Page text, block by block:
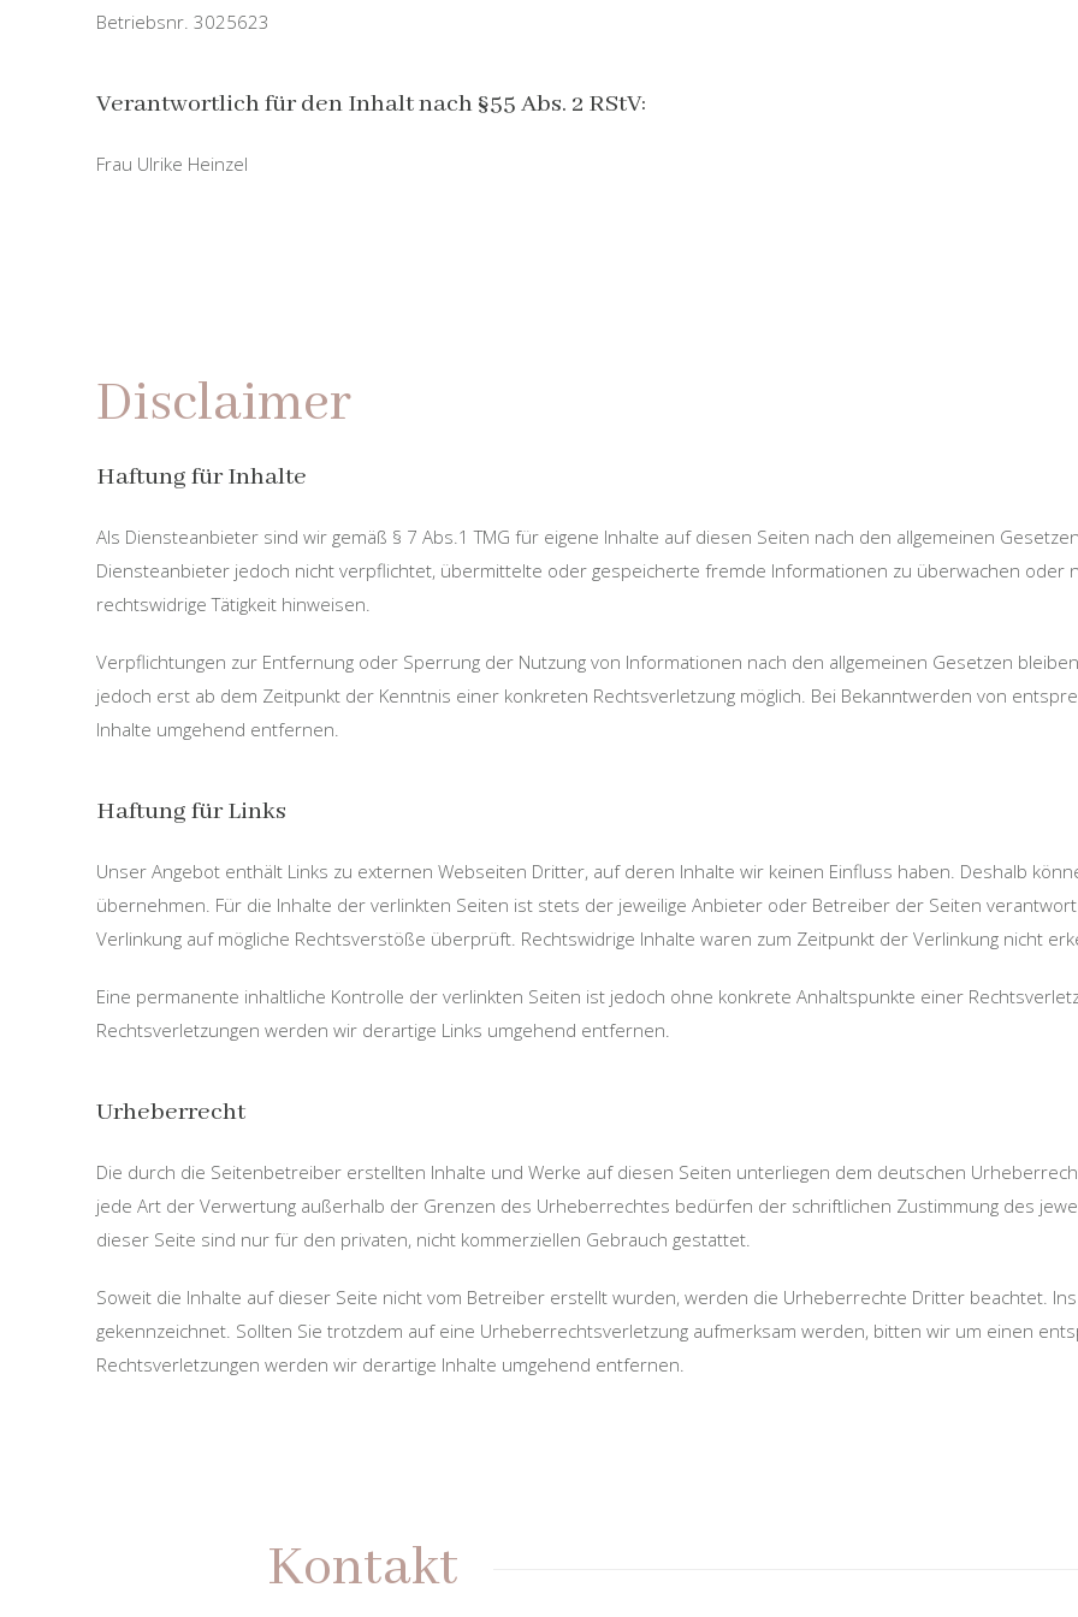
Betriebsnr. 3025623
Verantwortlich für den Inhalt nach §55 Abs. 2 RStV:
Frau Ulrike Heinzel
Disclaimer
Haftung für Inhalte
Als Diensteanbieter sind wir gemäß § 7 Abs.1 TMG für eigene Inhalte auf diesen Seiten nach den allgemeinen
Diensteanbieter jedoch nicht verpflichtet, übermittelte oder gespeicherte fremde Informationen zu überwachen oder
rechtswidrige Tätigkeit hinweisen.
Verpflichtungen zur Entfernung oder Sperrung der Nutzung von Informationen nach den allgemeinen Gesetzen
jedoch erst ab dem Zeitpunkt der Kenntnis einer konkreten Rechtsverletzung möglich. Bei Bekanntwerden von
Inhalte umgehend entfernen.
Haftung für Links
Unser Angebot enthält Links zu externen Webseiten Dritter, auf deren Inhalte wir keinen Einfluss haben. Deshalb
übernehmen. Für die Inhalte der verlinkten Seiten ist stets der jeweilige Anbieter oder Betreiber der Seiten
Verlinkung auf mögliche Rechtsverstöße überprüft. Rechtswidrige Inhalte waren zum Zeitpunkt der Verlinkung nicht
Eine permanente inhaltliche Kontrolle der verlinkten Seiten ist jedoch ohne konkrete Anhaltspunkte einer
Rechtsverletzungen werden wir derartige Links umgehend entfernen.
Urheberrecht
Die durch die Seitenbetreiber erstellten Inhalte und Werke auf diesen Seiten unterliegen dem deutschen
jede Art der Verwertung außerhalb der Grenzen des Urheberrechtes bedürfen der schriftlichen Zustimmung des
dieser Seite sind nur für den privaten, nicht kommerziellen Gebrauch gestattet.
Soweit die Inhalte auf dieser Seite nicht vom Betreiber erstellt wurden, werden die Urheberrechte Dritter beachtet.
gekennzeichnet. Sollten Sie trotzdem auf eine Urheberrechtsverletzung aufmerksam werden, bitten wir um einen
Rechtsverletzungen werden wir derartige Inhalte umgehend entfernen.
Kontakt